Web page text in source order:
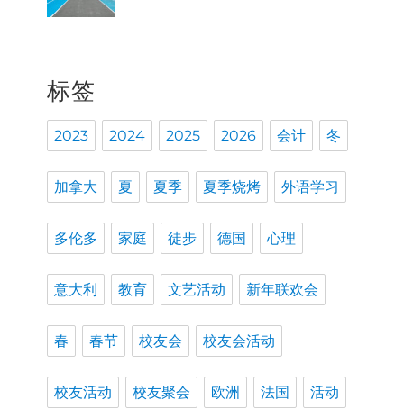
标签
2023 2024 2025 2026 会计 冬
加拿大 夏 夏季 夏季烧烤 外语学习
多伦多 家庭 徒步 德国 心理
意大利 教育 文艺活动 新年联欢会
春 春节 校友会 校友会活动
校友活动 校友聚会 欧洲 法国 活动